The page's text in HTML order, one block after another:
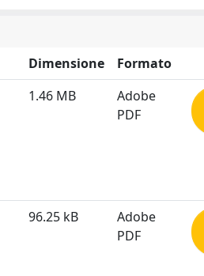
Dimensione
Formato
1.46 MB
Adobe
PDF
96.25 kB
Adobe
PDF